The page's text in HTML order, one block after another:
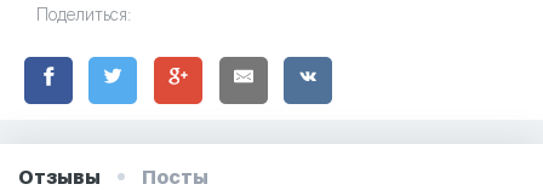
Поделиться:
Отзывы Посты